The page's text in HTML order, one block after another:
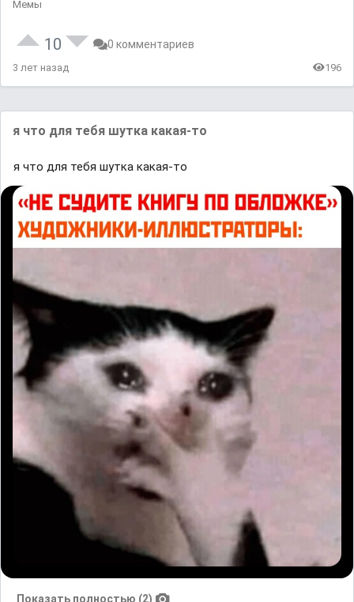
Мемы
10 0 комментариев
3 лет назад 196
я что для тебя шутка какая-то
я что для тебя шутка какая-то
Показать полностью (2)